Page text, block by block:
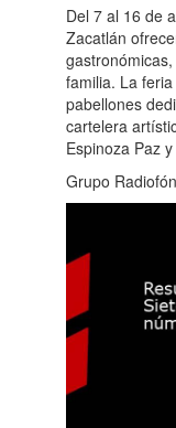
Del 7 al 16 de
Zacatlán
familia. La
pabellones
cartelera
Espinoza Paz
Grupo